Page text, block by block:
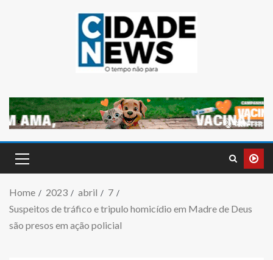
Home 2023 abril
7
Suspeitos de tráfico e tripulo homicídio em Madre de Deus
são presos em ação policial